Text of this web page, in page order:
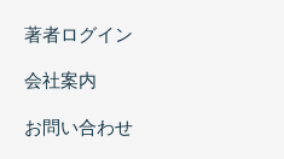
著者ログイン
会社案内
お問い合わせ